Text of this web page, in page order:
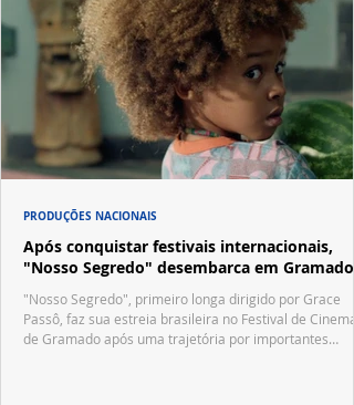
Após conquistar festivais internacionais,
"Nosso Segredo" desembarca em Gramado
"Nosso Segredo", primeiro longa dirigido por Grace
Passô, faz sua estreia brasileira no Festival de Cinema
de Gramado após uma trajetória por importantes
PRODUÇÕES NACIONAIS